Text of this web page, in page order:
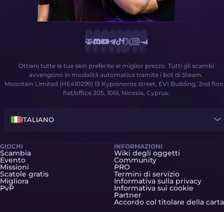
Ottieni tutte le tue skin preferite al miglior prezzo. Tutti gli scambi
avvengono in modalità automatica tramite i bot di Steam.
Moontain Limited (HE410299) 13 Kypranoros street, EVI Building, 2nd
flat/office 205, 1061, Nicosia, Cyprus.
ITALIANO
GIOCHI
Scambia
Evento
Missioni
Scatole gratis
Migliora
PvP
INFORMAZIONI
Wiki degli oggetti
Community
PRO
Termini di servizio
Informativa sulla privacy
Informativa sui cookie
Partner
Accordo col titolare della carta